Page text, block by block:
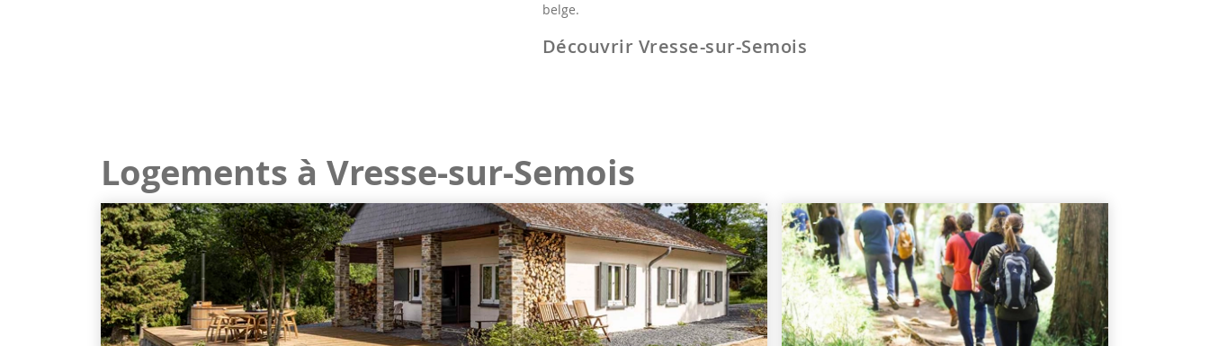
belge.
Découvrir Vresse-sur-Semois
Logements à Vresse-sur-Semois